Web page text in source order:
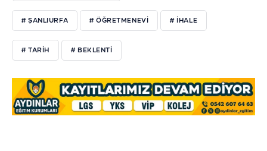
# ŞANLIURFA # ÖĞRETMENEVİ # İHALE
# TARİH # BEKLENTİ